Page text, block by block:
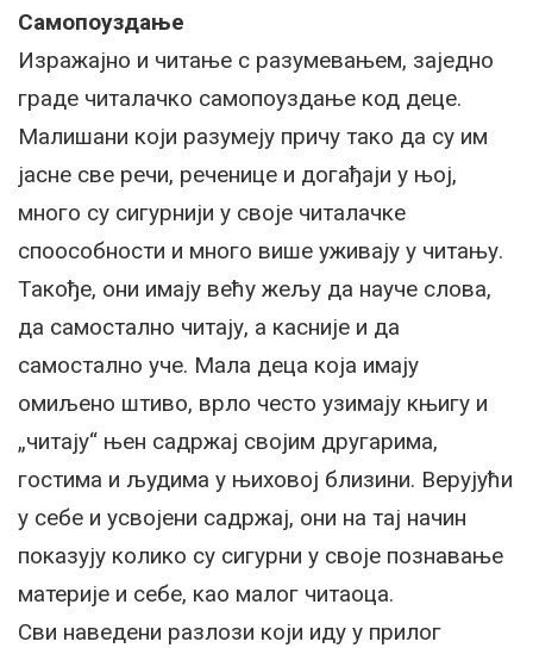
Самопоуздање
Изражајно и читање с разумевањем, заједно
граде читалачко самопоуздање код деце.
Малишани који разумеју причу тако да су им
јасне све речи, реченице и догађаји у њој,
много су сигурнији у своје читалачке
споособности и много више уживају у читању.
Такође, они имају већу жељу да науче слова,
да самостално читају, а касније и да
самостално уче. Мала деца која имају
омиљено штиво, врло често узимају књигу и
„читају“ њен садржај својим другарима,
гостима и људима у њиховој близини. Верујући
у себе и усвојени садржај, они на тај начин
показују колико су сигурни у своје познавање
материје и себе, као малог читаоца.
Сви наведени разлози који иду у прилог